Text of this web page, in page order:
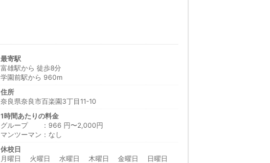
最寄駅
富雄駅から 徒歩8分
学園前駅から 960m
住所
奈良県奈良市百楽園3丁目11-10
1時間あたりの料金
グループ ：966 円〜2,000円
マンツーマン：なし
休校日
月曜日 火曜日 水曜日 木曜日 金曜日 日曜日